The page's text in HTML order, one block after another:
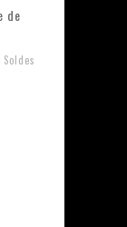
de
Soldes